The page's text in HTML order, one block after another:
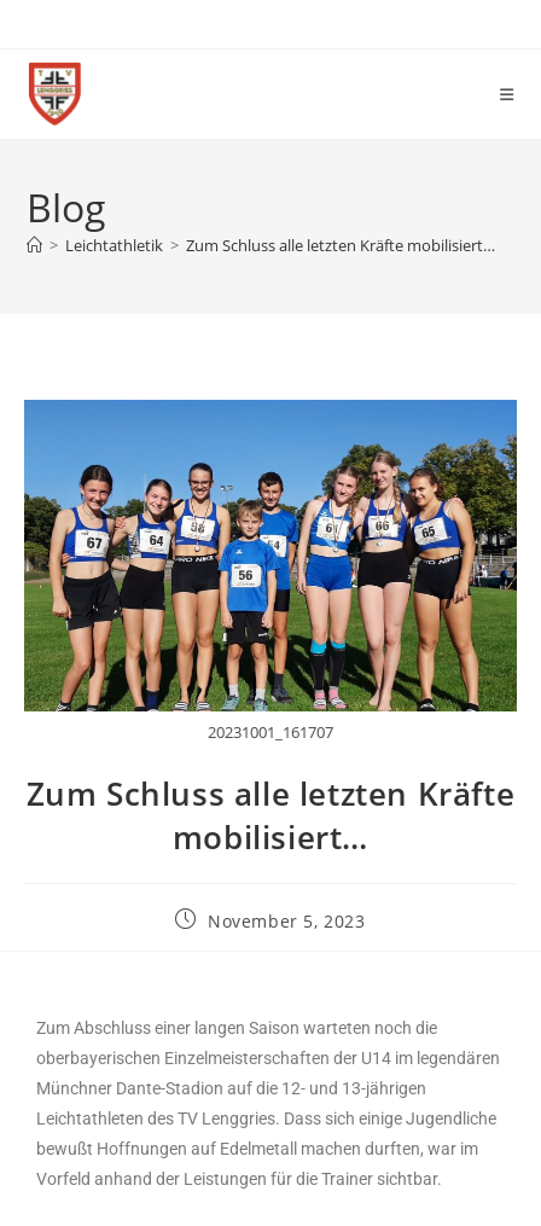
Blog
> Leichtathletik > Zum Schluss alle letzten Kräfte mobilisiert…
20231001_161707
Zum Schluss alle letzten Kräfte
mobilisiert…
November 5, 2023
Zum Abschluss einer langen Saison warteten noch die
oberbayerischen Einzelmeisterschaften der U14 im legendären
Münchner Dante-Stadion auf die 12- und 13-jährigen
Leichtathleten des TV Lenggries. Dass sich einige Jugendliche
bewußt Hoffnungen auf Edelmetall machen durften, war im
Vorfeld anhand der Leistungen für die Trainer sichtbar.